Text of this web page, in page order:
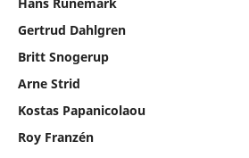
Gertrud Dahlgren
Britt Snogerup
Arne Strid
Kostas Papanicolaou
Roy Franzén